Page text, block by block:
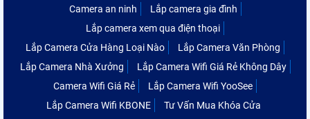
Camera an ninh
Lắp camera gia đình
Lắp camera xem qua điện thoại
Lắp Camera Cửa Hàng Loại Nào
Lắp Camera Văn Phòng
Lắp Camera Nhà Xưởng
Lắp Camera Wifi Giá Rẻ Không Dây
Camera Wifi Giá Rẻ
Lắp Camera Wifi YooSee
Lắp Camera Wifi KBONE
Tư Vấn Mua Khóa Cửa